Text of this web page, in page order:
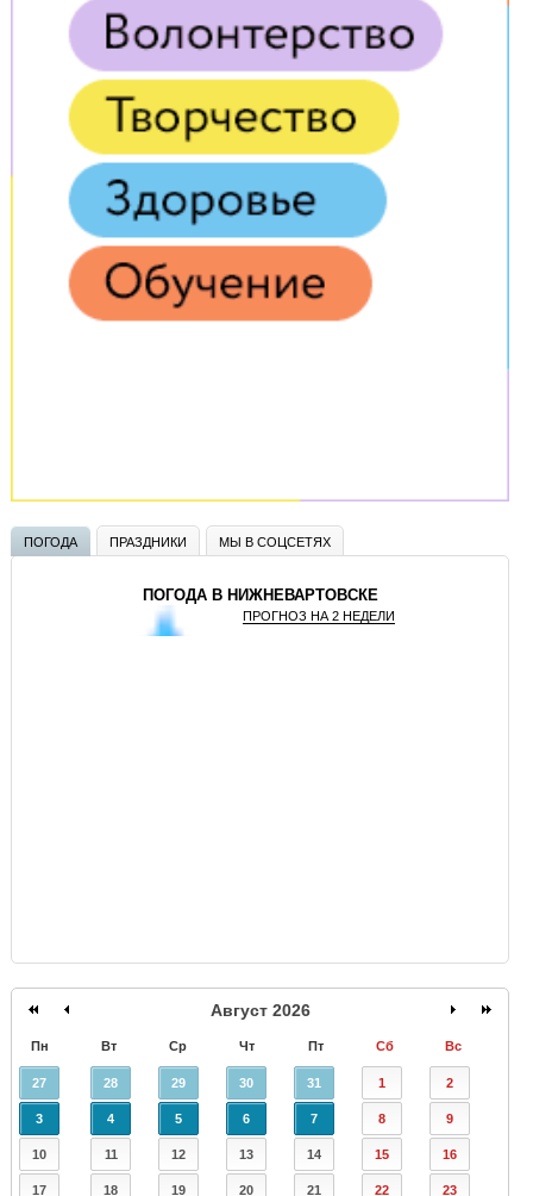
ПОГОДА ПРАЗДНИКИ МЫ В СОЦСЕТЯХ
ПОГОДА В НИЖНЕВАРТОВСКЕ
ПРОГНОЗ НА 2 НЕДЕЛИ
Август 2026
Пн Вт Ср Чт Пт Сб Вс
27 28 29 30 31 1 2
3 4 5 6 7 8 9
10 11 12 13 14 15 16
17 18 19 20 21 22 23